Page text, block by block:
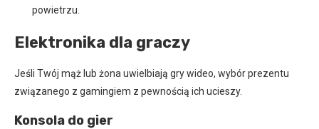
powietrzu.
Elektronika dla graczy
Jeśli Twój mąż lub żona uwielbiają gry wideo, wybór prezentu
związanego z gamingiem z pewnością ich ucieszy.
Konsola do gier